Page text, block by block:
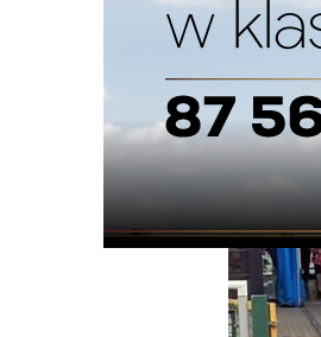
07/06/2025 /3
Zwycięstwo na